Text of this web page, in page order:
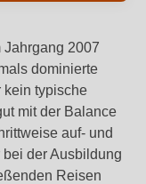
Jahrgang 2007
dominierte
kein typische
mit der Balance
auf- und
der Ausbildung
Reisen